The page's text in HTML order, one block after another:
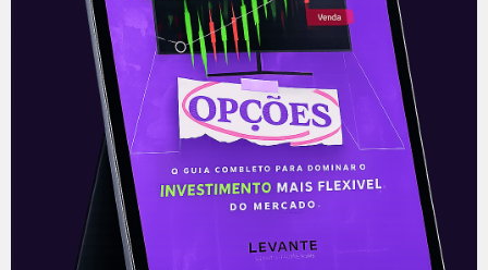
HASH11, QBTC11: ETFs de
Criptomoedas valem a pena?